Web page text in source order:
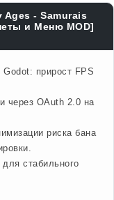
Ages - Samurais
и Меню MOD]
прирост FPS
через OAuth 2.0 на
риска бана
стабильного